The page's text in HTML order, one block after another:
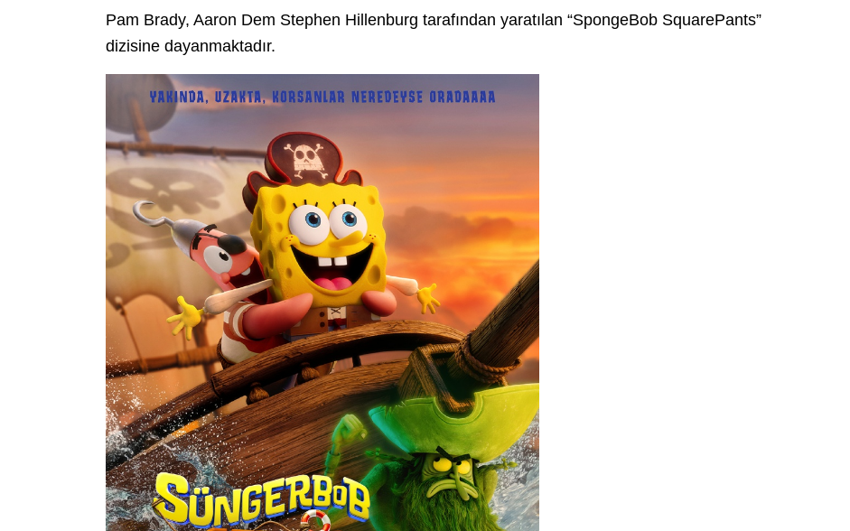
Pam Brady, Aaron Dem Stephen Hillenburg tarafından yaratılan “SpongeBob SquarePants”
dizisine dayanmaktadır.